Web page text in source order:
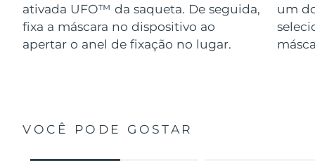
ativada UFO™ da saqueta. De seguida,
fixa a máscara no dispositivo ao
apertar o anel de fixação no lugar.
um
VOCÊ PODE GOSTAR